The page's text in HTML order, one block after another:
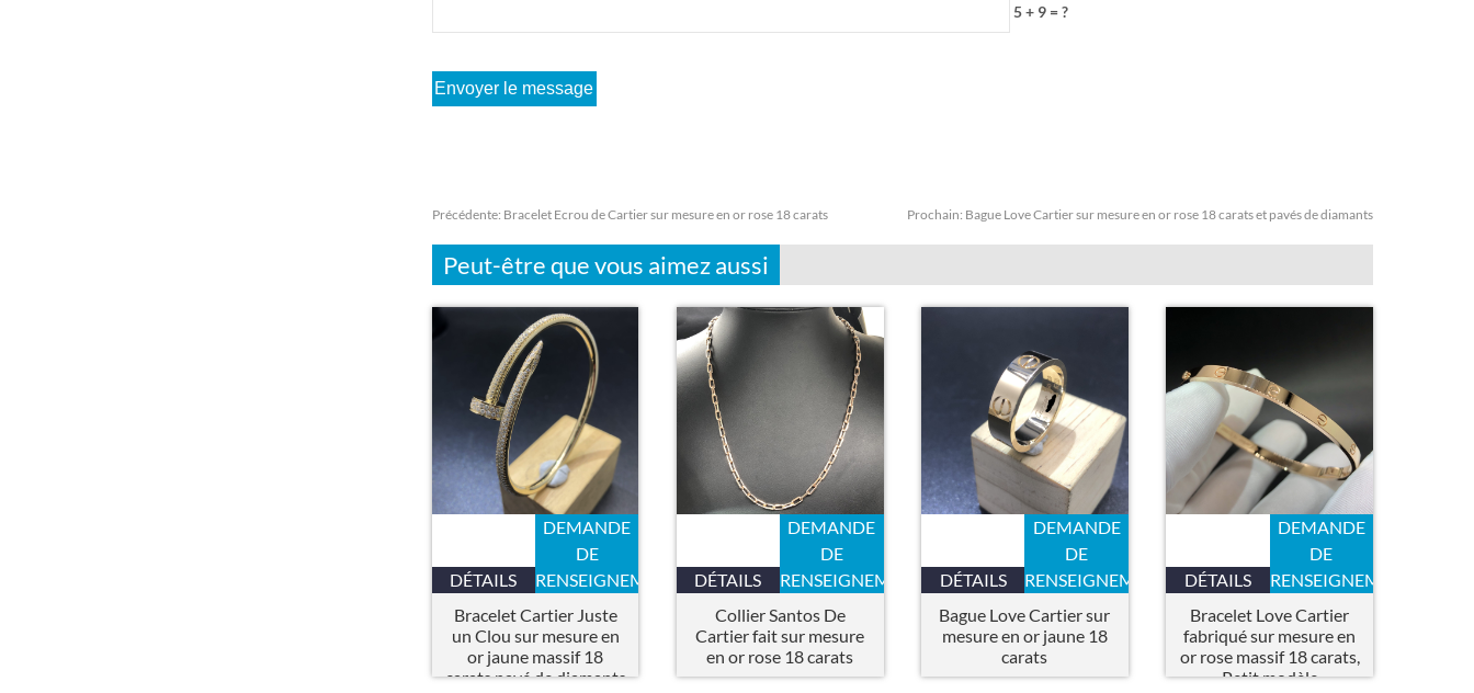
5 + 9 = ?
Précédente: Bracelet Ecrou de Cartier sur mesure en or rose 18 carats Prochain: Bague Love Cartier sur mesure en or rose 18 carats et pavés de diamants
Peut-être que vous aimez aussi
DÉTAILS
DEMANDE
DE
RENSEIGNEMENTS
Bracelet Cartier Juste
un Clou sur mesure en
or jaune massif 18
carats pavé de diamants
DÉTAILS
DEMANDE
DE
RENSEIGNEMENTS
Collier Santos De
Cartier fait sur mesure
en or rose 18 carats
DÉTAILS
DEMANDE
DE
RENSEIGNEMENTS
Bague Love Cartier sur
mesure en or jaune 18
carats
DÉTAILS
DEMANDE
DE
RENSEIGNEMENTS
Bracelet Love Cartier
fabriqué sur mesure en
or rose massif 18 carats,
Petit modèle